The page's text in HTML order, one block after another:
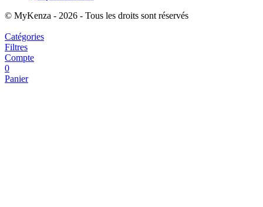
© MyKenza - 2026 - Tous les droits sont réservés
Catégories
Filtres
Compte
0
Panier